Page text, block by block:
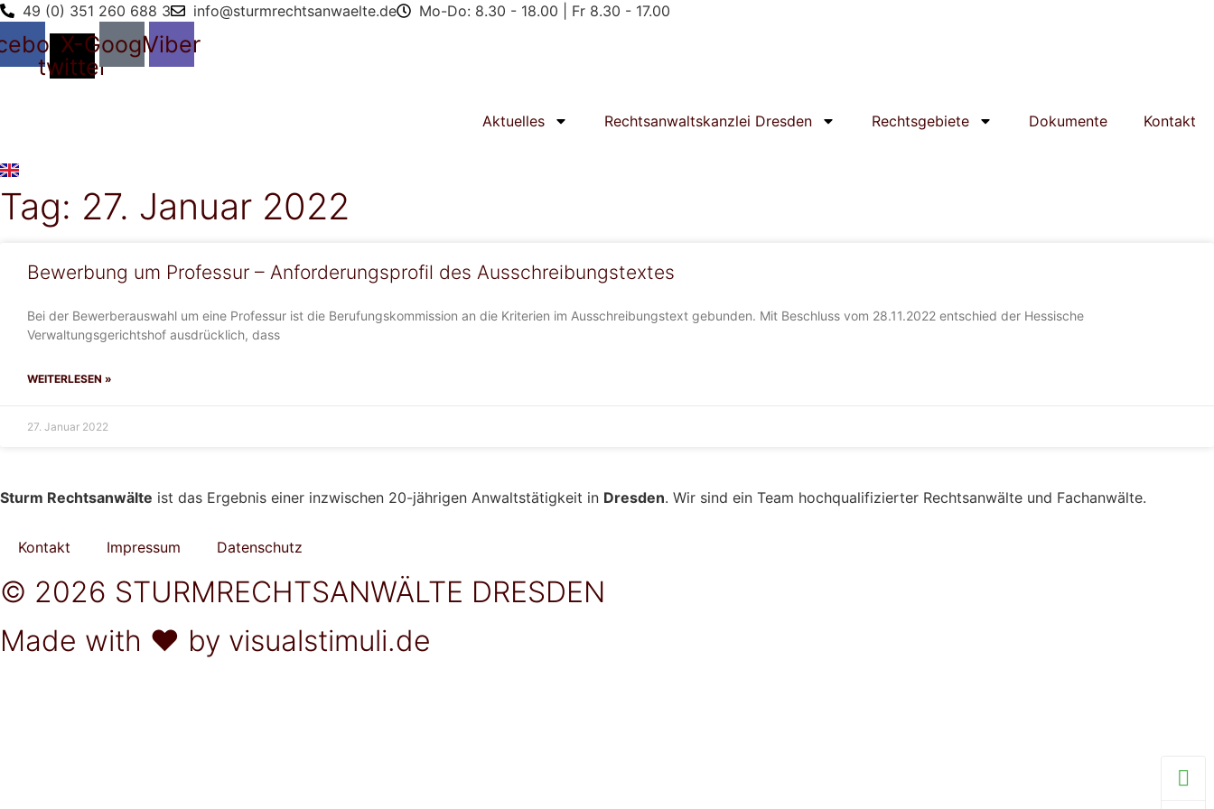
49 (0) 351 260 688 3 info@sturmrechtsanwaelte.de Mo-Do: 8.30 - 18.00 | Fr 8.30 - 17.00
X-
twitter
GoogleViber
Aktuelles Rechtsanwaltskanzlei Dresden Rechtsgebiete Dokumente Kontakt
Tag: 27. Januar 2022
Bewerbung um Professur – Anforderungsprofil des Ausschreibungstextes
Bei der Bewerberauswahl um eine Professur ist die Berufungskommission an die Kriterien im Ausschreibungstext gebunden. Mit Beschluss vom 28.11.2022 entschied der Hessische
Verwaltungsgerichtshof ausdrücklich, dass
WEITERLESEN »
27. Januar 2022
Sturm Rechtsanwälte ist das Ergebnis einer inzwischen 20-jährigen Anwaltstätigkeit in Dresden. Wir sind ein Team hochqualifizierter Rechtsanwälte und Fachanwälte.
Kontakt Impressum Datenschutz
© 2026 STURMRECHTSANWÄLTE DRESDEN
Made with ❤ by visualstimuli.de